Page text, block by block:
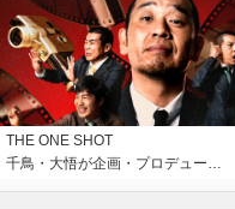
THE ONE SHOT
千鳥・大悟が企画・プロデュー…